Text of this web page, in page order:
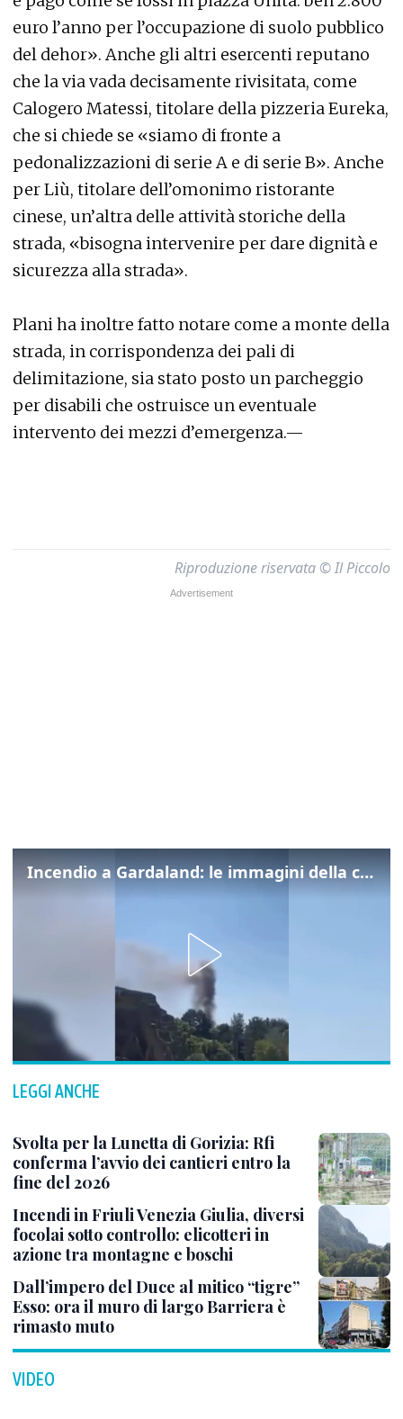
euro l’anno per l’occupazione di suolo pubblico
del dehor». Anche gli altri esercenti reputano
che la via vada decisamente rivisitata, come
Calogero Matessi, titolare della pizzeria Eureka,
che si chiede se «siamo di fronte a
pedonalizzazioni di serie A e di serie B». Anche
per Liù, titolare dell’omonimo ristorante
cinese, un’altra delle attività storiche della
strada, «bisogna intervenire per dare dignità e
sicurezza alla strada».
Plani ha inoltre fatto notare come a monte della
strada, in corrispondenza dei pali di
delimitazione, sia stato posto un parcheggio
per disabili che ostruisce un eventuale
intervento dei mezzi d’emergenza.—
Riproduzione riservata © Il Piccolo
Incendio a Gardaland: le immagini della colonna di fumo
LEGGI ANCHE
Svolta per la Lunetta di Gorizia: Rfi
conferma l’avvio dei cantieri entro la
fine del 2026
Incendi in Friuli Venezia Giulia, diversi
focolai sotto controllo: elicotteri in
azione tra montagne e boschi
Dall’impero del Duce al mitico “tigre”
Esso: ora il muro di largo Barriera è
rimasto muto
VIDEO